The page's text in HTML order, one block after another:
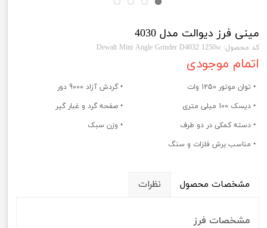
مینی فرز دیوالت مدل 4030
کد محصول: Dewalt Mini Angle Grinder D4032 1250w
اتمام موجودی
• توان موتور 1250 وات
• گردش آزاد 9000 دور
• دیسک 100 میلی متری
• صفحه گرد و غبار گیر
• دسته کمکی در دو طرف
• وزن سبک
• مناسب برش فلزات و سنگ
مشخصات محصول نظرات
مشخصات فرز